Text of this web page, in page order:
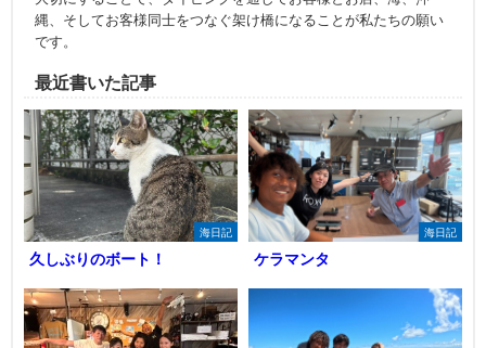
縄、そしてお客様同士をつなぐ架け橋になることが私たちの願い
です。
最近書いた記事
海日記
久しぶりのボート！
海日記
ケラマンタ